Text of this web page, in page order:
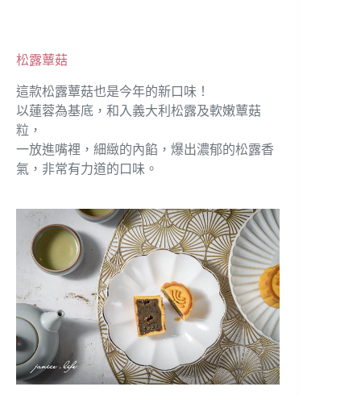
松露蕈菇
這款松露蕈菇也是今年的新口味！
以蓮蓉為基底，和入義大利松露及軟嫩蕈菇
粒，
一放進嘴裡，細緻的內餡，爆出濃郁的松露香
氣，非常有力道的口味。